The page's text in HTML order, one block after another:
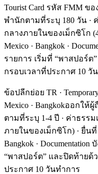
Tourist Card รหัส FMM ข
พำนักตามที่ระบุ 180 วัน ·
กลางภายในของเม็กซิโก
Mexico · Bangkok ·
รายการ เริ่มที่ “พาสปอร์ต”
กรอบเวลาที่ประกาศ 10 วั
ข้อปลีกย่อย TR ·
Mexico · Bangkokออกใ
ตามที่ระบุ 1-4 ปี · ค่าธรร
ภายในของเม็กซิโก) · ยื่น
Bangkok ·
“พาสปอร์ต” และปิดท้ายด้ว
ประกาศ 10 วันทำการ